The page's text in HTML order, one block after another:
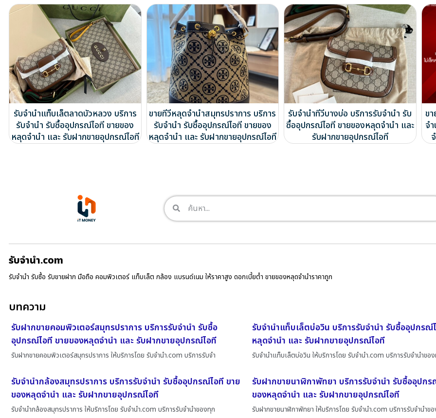
รับจำนำแท็บเล็ตลาดบัวหลวง บริการ
รับจำนำ รับซื้ออุปกรณ์ไอที ขายของ
หลุดจำนำ และ รับฝากขายอุปกรณ์ไอที
ขายทีวีหลุดจำนำสมุทรปราการ บริการ
รับจำนำ รับซื้ออุปกรณ์ไอที ขายของ
หลุดจำนำ และ รับฝากขายอุปกรณ์ไอที
รับจำนำทีวีบางบ่อ บริการรับจำนำ รับ
ซื้ออุปกรณ์ไอที ขายของหลุดจำนำ และ
รับฝากขายอุปกรณ์ไอที
ข
จ
รับจํานํา.com
รับจำนำ รับซื้อ รับขายฝาก มือถือ คอมพิวเตอร์ แท็บเล็ต กล้อง แบรนด์เนม ให้ราคาสูง ดอกเบี้ยต่ำ ขายของหลุดจำนำราคาถูก
บทความ
รับฝากขายคอมพิวเตอร์สมุทรปราการ บริการรับจำนำ รับซื้อ
อุปกรณ์ไอที ขายของหลุดจำนำ และ รับฝากขายอุปกรณ์ไอที
รับฝากขายคอมพิวเตอร์สมุทรปราการ ให้บริการโดย รับจํานํา.com บริการรับจำ
รับจำนำแท็บเล็ตบ่อวิน บริการรับจำนำ รับซื้ออุปกรณ์
หลุดจำนำ และ รับฝากขายอุปกรณ์ไอที
รับจำนำแท็บเล็ตบ่อวิน ให้บริการโดย รับจํานํา.com บริการรับจำนำขอ
รับจำนำกล้องสมุทรปราการ บริการรับจำนำ รับซื้ออุปกรณ์ไอที ขาย
ของหลุดจำนำ และ รับฝากขายอุปกรณ์ไอที
รับจำนำกล้องสมุทรปราการ ให้บริการโดย รับจํานํา.com บริการรับจำนำของทุก
รับฝากขายนาฬิกาพัทยา บริการรับจำนำ รับซื้ออุปก
ของหลุดจำนำ และ รับฝากขายอุปกรณ์ไอที
รับฝากขายนาฬิกาพัทยา ให้บริการโดย รับจํานํา.com บริการรับจำนำข